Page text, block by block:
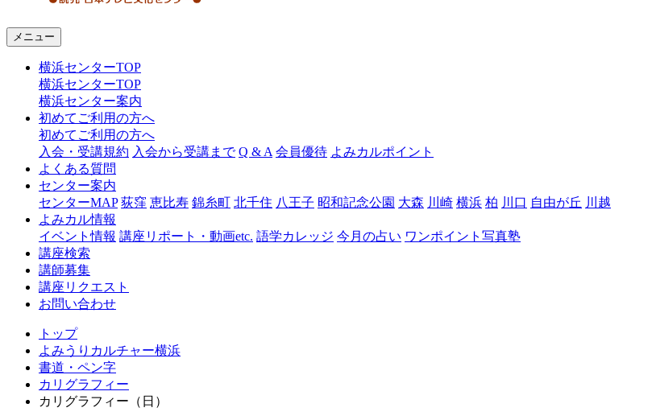
ャ
横
浜
メニュー
横浜センターTOP
横浜センターTOP
横浜センター案内
初めてご利用の方へ
初めてご利用の方へ
入会・受講規約 入会から受講まで Q & A 会員優待 よみカルポイント
よくある質問
センター案内
センターMAP 荻窪 恵比寿 錦糸町 北千住 八王子 昭和記念公園 大森 川崎 横浜 柏 川口 自由が丘 川越
よみカル情報
イベント情報 講座リポート・動画etc. 語学カレッジ 今月の占い ワンポイント写真塾
講座検索
講師募集
講座リクエスト
お問い合わせ
トップ
よみうりカルチャー横浜
書道・ペン字
カリグラフィー
カリグラフィー（日）